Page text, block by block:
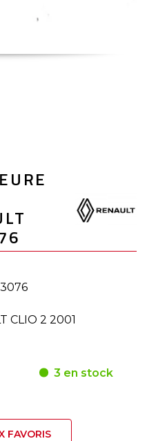
CLIO 2 2001
3 en stock
FAVORIS